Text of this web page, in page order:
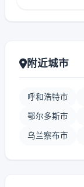
附近城市
呼和浩特市
鄂尔多斯市
乌兰察布市